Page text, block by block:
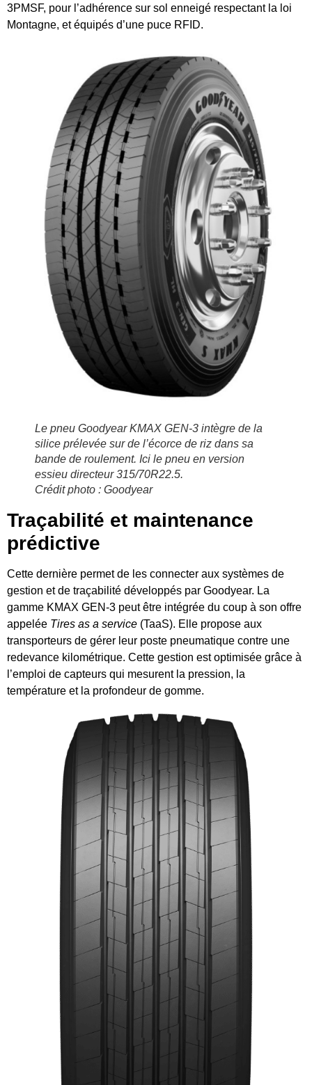
3PMSF, pour l’adhérence sur sol enneigé respectant la loi
Montagne, et équipés d’une puce RFID.
Le pneu Goodyear KMAX GEN-3 intègre de la
silice prélevée sur de l’écorce de riz dans sa
bande de roulement. Ici le pneu en version
essieu directeur 315/70R22.5.
Crédit photo : Goodyear
Traçabilité et maintenance
prédictive
Cette dernière permet de les connecter aux systèmes de
gestion et de traçabilité développés par Goodyear. La
gamme KMAX GEN-3 peut être intégrée du coup à son offre
appelée Tires as a service (TaaS). Elle propose aux
transporteurs de gérer leur poste pneumatique contre une
redevance kilométrique. Cette gestion est optimisée grâce à
l’emploi de capteurs qui mesurent la pression, la
température et la profondeur de gomme.